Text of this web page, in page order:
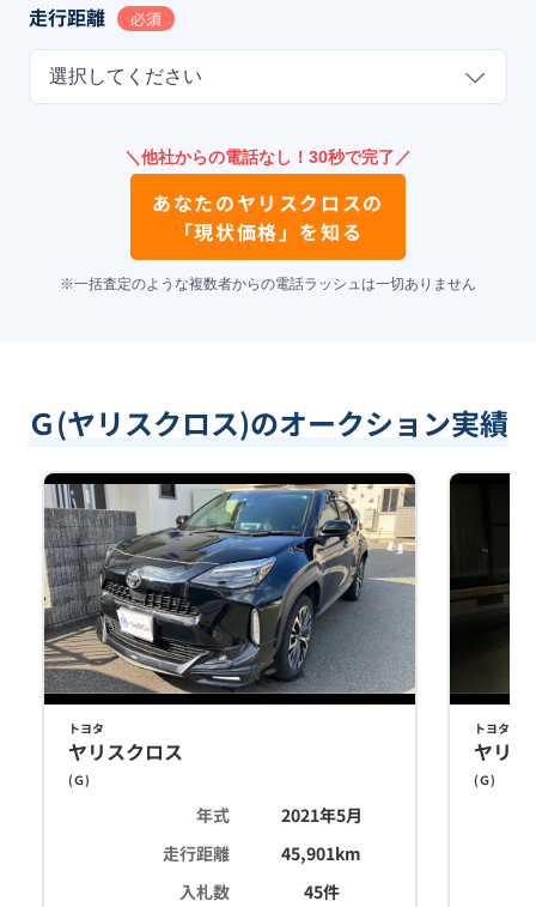
走行距離 必須
選択してください
＼他社からの電話なし！30秒で完了／
あなたのヤリスクロスの
「現状価格」を知る
※一括査定のような複数者からの電話ラッシュは一切ありません
Ｇ(ヤリスクロス)のオークション実績
トヨタ
ヤリスクロス
(Ｇ)
年式
2021年5月
走行距離
45,901km
入札数
45件
トヨタ
ヤリ
(Ｇ)